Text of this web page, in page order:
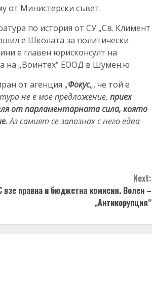
от Министерски съвет.
по история от СУ „Св. Климент
е Школата за политически
е главен юрисконсулт на
на „Воинтех“ ЕООД в Шумен.ю
от агенция „Фокус„, че той е
не е мое предложение, приех
от парламентарната сила, която
Аз самият се запознах с него едва
Next:
правна и бюджетна комисия. Волен –
„Антикорупция“